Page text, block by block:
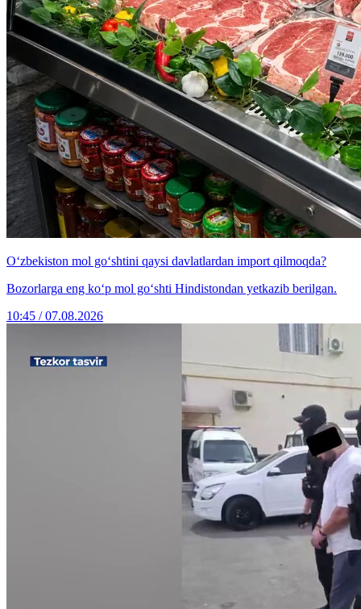
O‘zbekiston mol go‘shtini qaysi davlatlardan import qilmoqda?
Bozorlarga eng ko‘p mol go‘shti Hindistondan yetkazib berilgan.
10:45 / 07.08.2026